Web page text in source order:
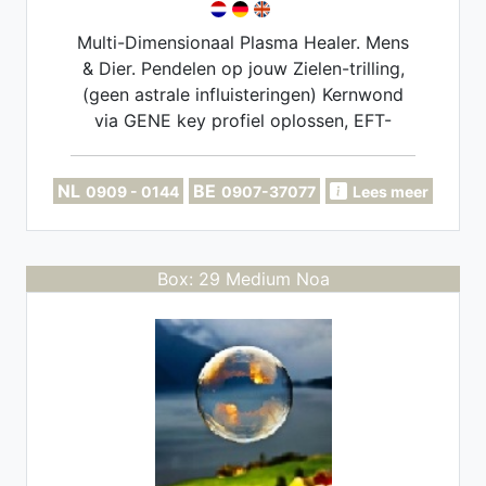
Multi-Dimensionaal Plasma Healer. Mens
& Dier. Pendelen op jouw Zielen-trilling,
(geen astrale influisteringen) Kernwond
via GENE key profiel oplossen, EFT-
retrieval opschonen.
NL 0909 - 0144 BE 0907-37077 Lees meer
Box: 29 Medium Noa